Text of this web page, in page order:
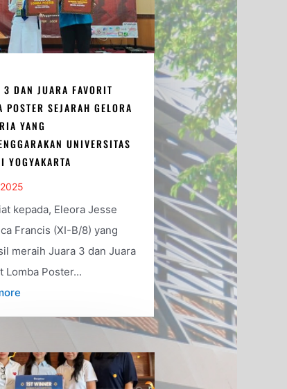
3 DAN JUARA FAVORIT
POSTER SEJARAH GELORA
YANG
UNIVERSITAS
YOGYAKARTA
kepada, Eleora Jesse
Francis (XI-B/8) yang
meraih Juara 3 dan Juara
Lomba Poster...